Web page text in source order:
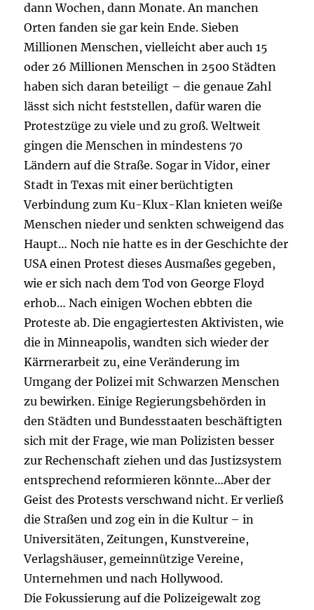
dann Wochen, dann Monate. An manchen
Orten fanden sie gar kein Ende. Sieben
Millionen Menschen, vielleicht aber auch 15
oder 26 Millionen Menschen in 2500 Städten
haben sich daran beteiligt – die genaue Zahl
lässt sich nicht feststellen, dafür waren die
Protestzüge zu viele und zu groß. Weltweit
gingen die Menschen in mindestens 70
Ländern auf die Straße. Sogar in Vidor, einer
Stadt in Texas mit einer berüchtigten
Verbindung zum Ku-Klux-Klan knieten weiße
Menschen nieder und senkten schweigend das
Haupt… Noch nie hatte es in der Geschichte der
USA einen Protest dieses Ausmaßes gegeben,
wie er sich nach dem Tod von George Floyd
erhob… Nach einigen Wochen ebbten die
Proteste ab. Die engagiertesten Aktivisten, wie
die in Minneapolis, wandten sich wieder der
Kärrnerarbeit zu, eine Veränderung im
Umgang der Polizei mit Schwarzen Menschen
zu bewirken. Einige Regierungsbehörden in
den Städten und Bundesstaaten beschäftigten
sich mit der Frage, wie man Polizisten besser
zur Rechenschaft ziehen und das Justizsystem
entsprechend reformieren könnte…Aber der
Geist des Protests verschwand nicht. Er verließ
die Straßen und zog ein in die Kultur – in
Universitäten, Zeitungen, Kunstvereine,
Verlagshäuser, gemeinnützige Vereine,
Unternehmen und nach Hollywood.
Die Fokussierung auf die Polizeigewalt zog